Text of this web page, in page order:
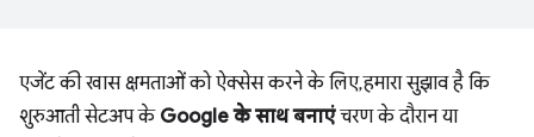
एजेंट की खास क्षमताओं को ऐक्सेस करने के लिए, हमारा सुझाव है कि
शुरुआती सेटअप के Google के साथ बनाएंचरण के दौरान या